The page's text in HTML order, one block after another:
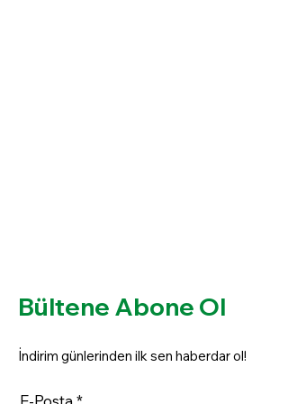
Bültene Abone Ol
İndirim günlerinden ilk sen haberdar ol!